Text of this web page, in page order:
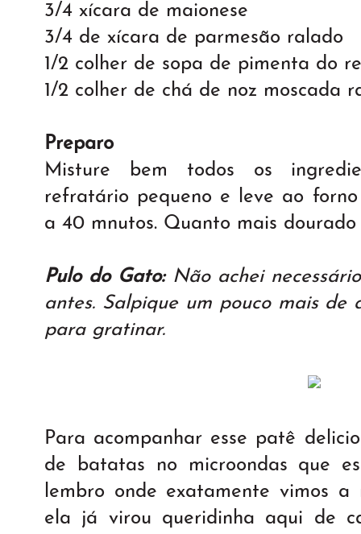
3/4 xícara de maionese
3/4 de xícara de parmesão ralado
1/2 colher de sopa de pimenta do
1/2 colher de chá de noz moscada
Preparo
Misture bem todos os
refratário pequeno e leve ao
a 40 mnutos. Quanto mais
Pulo do Gato:Não achei
antes. Salpique um pouco mais de
para gratinar.
Para acompanhar esse patê
de batatas no microondas que
lembro onde exatamente vimos a
ela já virou queridinha aqui de